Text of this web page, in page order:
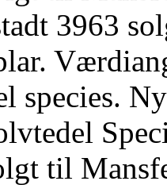
3963
species.
til